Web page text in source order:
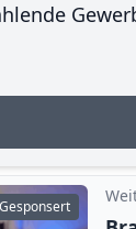
Gesponsert